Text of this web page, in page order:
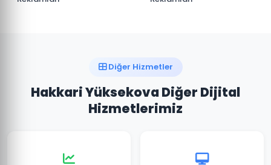
Diğer Hizmetler
Hakkari Yüksekova Diğer Dijital
Hizmetlerimiz